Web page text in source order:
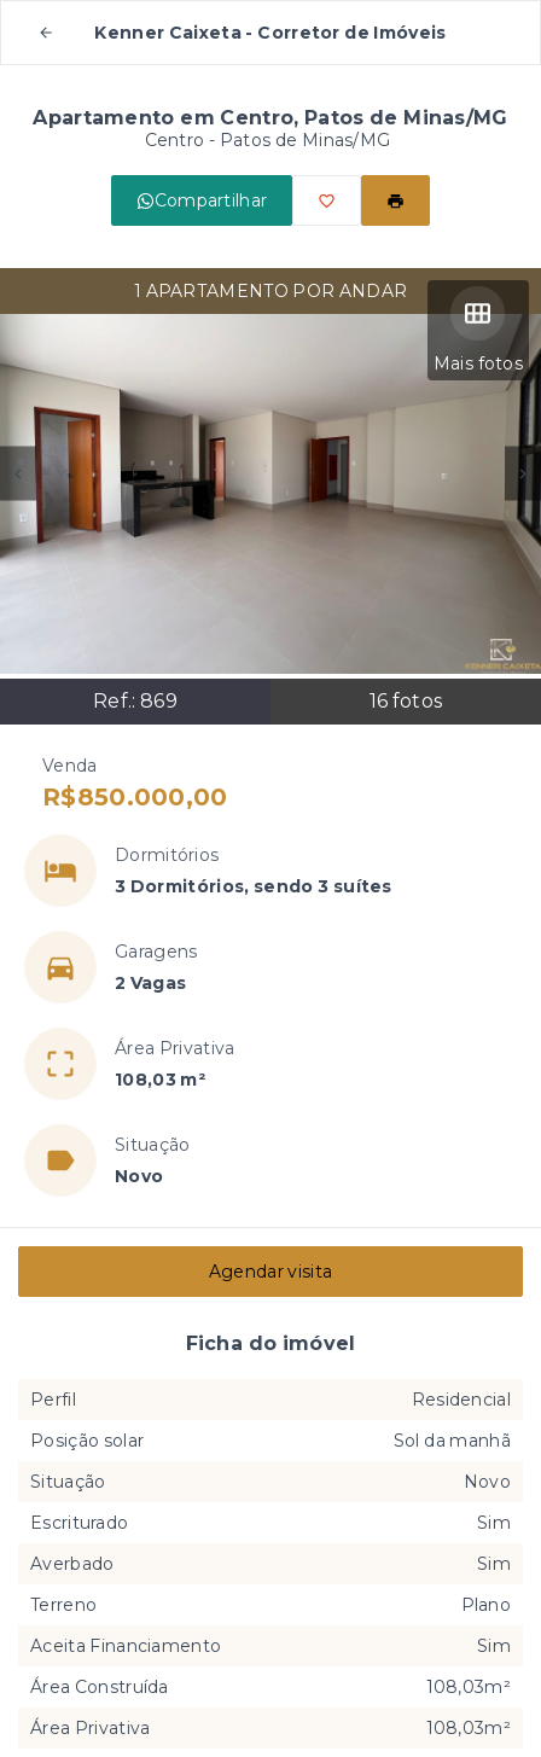
Kenner Caixeta - Corretor de Imóveis
Apartamento em Centro, Patos de Minas/MG
Centro - Patos de Minas/MG
Compartilhar
Mais fotos
Ref.:869 16 fotos
1 APARTAMENTO POR ANDAR
Venda
R$850.000,00
Dormitórios
3 Dormitórios, sendo 3 suítes
Garagens
2 Vagas
Área Privativa
108,03 m²
Situação
Novo
Agendar visita
Ficha do imóvel
Perfil
Residencial
Posição solar
Sol da manhã
Situação
Novo
Escriturado
Sim
Averbado
Sim
Terreno
Plano
Aceita Financiamento
Sim
Área Construída
108,03m²
Área Privativa
108,03m²